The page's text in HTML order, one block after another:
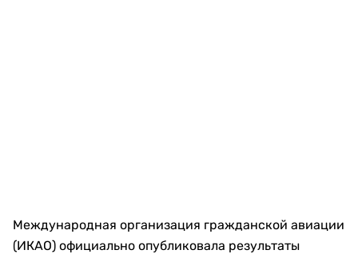
Международная организация гражданской авиации
(ИКАО) официально опубликовала результаты